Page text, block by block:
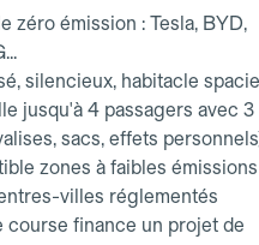
zéro émission : Tesla, BYD,
silencieux, habitacle
jusqu'à 4 passagers avec 3
sacs, effets
zones à faibles émissions
villes réglementés
course finance un projet de